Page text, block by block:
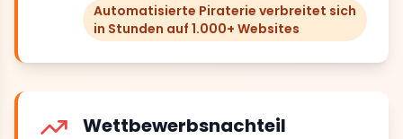
Automatisierte Piraterie verbreitet sich
in Stunden auf 1.000+ Websites
Wettbewerbsnachteil